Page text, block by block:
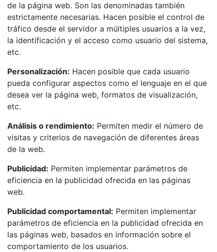
de la página web. Son las denominadas también
estrictamente necesarias. Hacen posible el control de
tráfico desde el servidor a múltiples usuarios a la vez,
la identificación y el acceso como usuario del sistema,
etc.
Personalización: Hacen posible que cada usuario
pueda configurar aspectos como el lenguaje en el que
desea ver la página web, formatos de visualización,
etc.
Análisis o rendimiento: Permiten medir el número de
visitas y criterios de navegación de diferentes áreas
de la web.
Publicidad: Permiten implementar parámetros de
eficiencia en la publicidad ofrecida en las páginas
web.
Publicidad comportamental: Permiten implementar
parámetros de eficiencia en la publicidad ofrecida en
las páginas web, basados en información sobre el
comportamiento de los usuarios.